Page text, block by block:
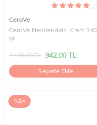
CeraVe
CeraVe Nemlendirici Krem 340
gr
1.199,00TL 942,00TL
Sepete Ekle
%34